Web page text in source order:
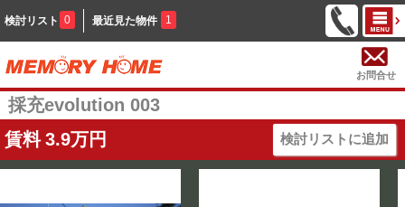
検討リスト 0 最近見た物件 1
お問合せ
採充evolution 003
賃料 3.9万円 検討リストに追加